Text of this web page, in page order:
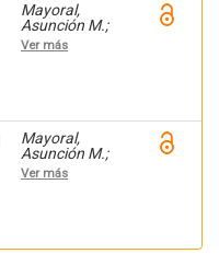
Mayoral,
Asunción M.;
Montiel Ruiz,
Francisco J.;
Federico
Ver más
Mayoral,
Asunción M.;
Montiel Ruiz,
Francisco J.;
Federico
Ver más